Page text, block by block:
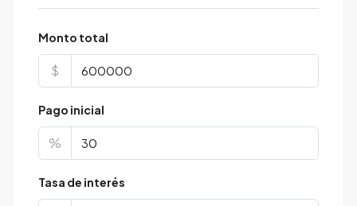
Monto total
$
Pago inicial
%
Tasa de interés